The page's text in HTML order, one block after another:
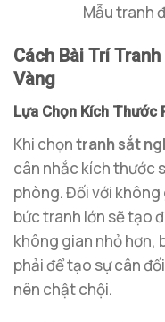
Mẫu tranh
Cách Bài Trí
Vàng
Lựa Chọn Kích Thước
Khi chọntranh sắt
cân nhắc kích thước
phòng. Đối với
bức tranh lớn sẽ tạo
không gian nhỏ hơn,
phải để tạo sự cân
nên chật chội.